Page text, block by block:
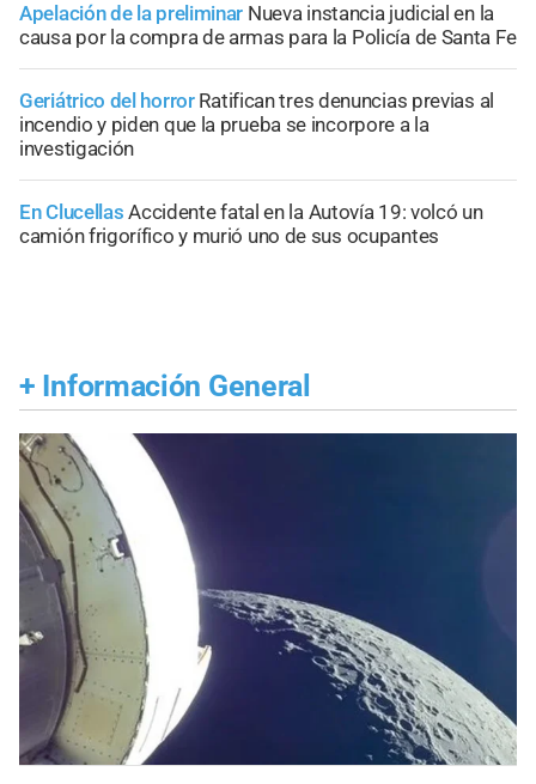
Apelación de la preliminar Nueva instancia judicial en la
causa por la compra de armas para la Policía de Santa Fe
Geriátrico del horror Ratifican tres denuncias previas al
incendio y piden que la prueba se incorpore a la
investigación
En Clucellas Accidente fatal en la Autovía 19: volcó un
camión frigorífico y murió uno de sus ocupantes
+ Información General